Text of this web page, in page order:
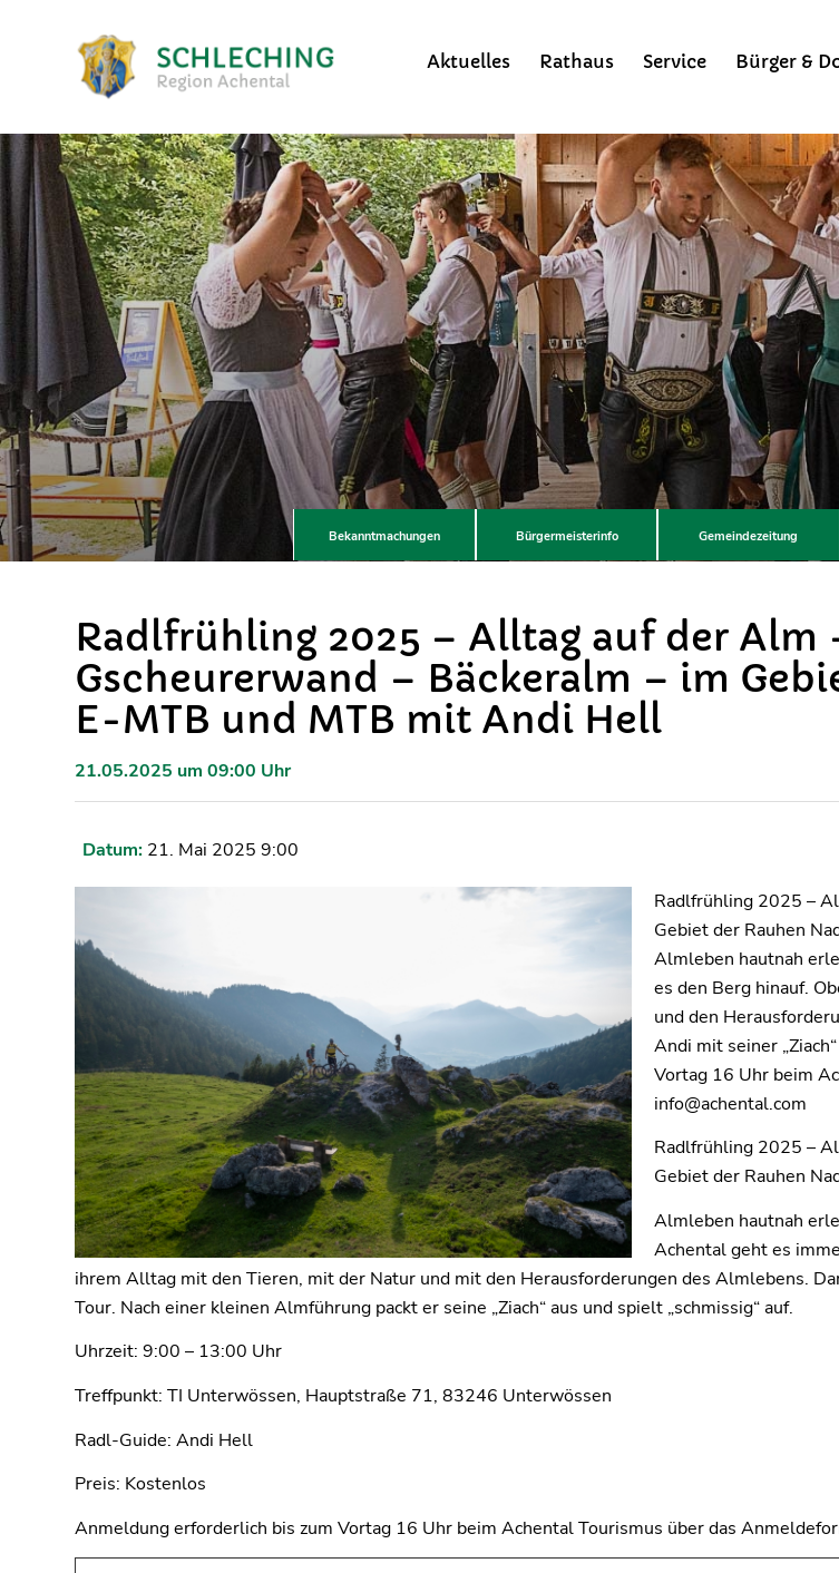
Aktuelles Rathaus Service Bürger &
Bekanntmachungen Bürgermeisterinfo Gemeindezeitung
Radlfrühling 2025 – Alltag auf der
Gscheurerwand – Bäckeralm – im
E-MTB und MTB mit Andi Hell
21.05.2025 um 09:00 Uhr
Datum: 21. Mai 2025 9:00
Radlfrühling 2025 –
Gebiet der Rauhen
Almleben hautnah
es den Berg hinauf.
und den
Andi mit seiner
Vortag 16 Uhr beim
info@achental.com
Radlfrühling 2025 –
Gebiet der Rauhen
Almleben hautnah
Achental geht es
ihrem Alltag mit den Tieren, mit der Natur und mit den Herausforderungen des Almlebens.
Tour. Nach einer kleinen Almführung packt er seine „Ziach“ aus und spielt „schmissig“ auf.
Uhrzeit: 9:00 – 13:00 Uhr
Treffpunkt: TI Unterwössen, Hauptstraße 71, 83246 Unterwössen
Radl-Guide: Andi Hell
Preis: Kostenlos
Anmeldung erforderlich bis zum Vortag 16 Uhr beim Achental Tourismus über das